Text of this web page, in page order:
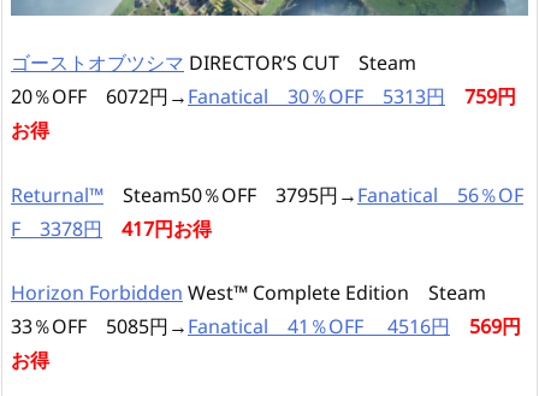
ゴーストオブツシマ DIRECTOR’S CUT Steam
20％OFF 6072円→Fanatical 30％OFF 5313円
759円
お得
Returnal™ Steam50％OFF 3795円→Fanatical 56％OF
F 3378円
417円お得
Horizon Forbidden West™ Complete Edition Steam
33％OFF 5085円→Fanatical 41％OFF 4516円
569円
お得